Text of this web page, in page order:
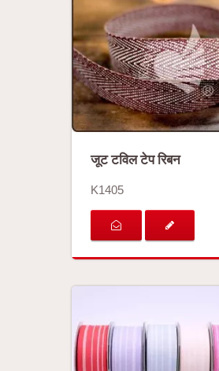
जूट टविल टेप रिबन
K1405